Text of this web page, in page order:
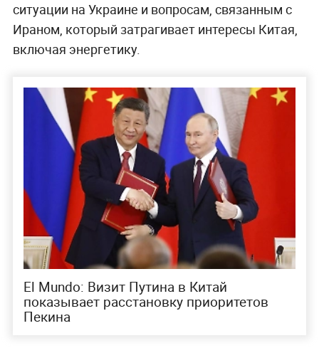
ситуации на Украине и вопросам, связанным с
Ираном, который затрагивает интересы Китая,
включая энергетику.
El Mundo: Визит Путина в Китай
показывает расстановку приоритетов
Пекина